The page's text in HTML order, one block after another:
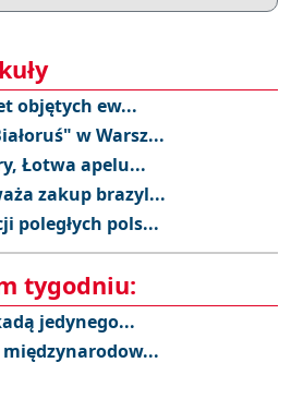
objętych ew...
w Warsz...
Łotwa apelu...
zakup brazyl...
poległych pols...
tygodniu:
jedynego...